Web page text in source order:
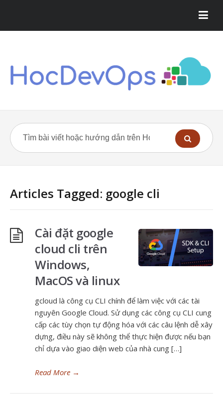
Articles Tagged: google cli
Cài đặt google
cloud cli trên
Windows,
MacOS và linux
gcloud là công cụ CLI chính để làm việc với các tài
nguyên Google Cloud. Sử dụng các công cụ CLI cung
cấp các tùy chọn tự động hóa với các câu lệnh dễ xây
dựng, điều này sẽ không thể thực hiện được nếu bạn
chỉ dựa vào giao diện web của nhà cung […]
Read More →